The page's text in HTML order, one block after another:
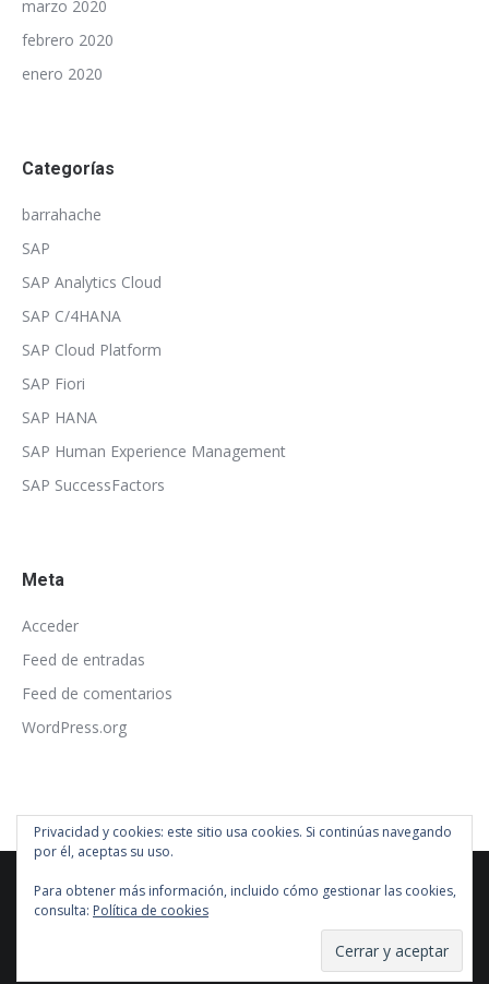
marzo 2020
febrero 2020
enero 2020
Categorías
barrahache
SAP
SAP Analytics Cloud
SAP C/4HANA
SAP Cloud Platform
SAP Fiori
SAP HANA
SAP Human Experience Management
SAP SuccessFactors
Meta
Acceder
Feed de entradas
Feed de comentarios
WordPress.org
barrahache@barrahache.com
Privacidad y cookies: este sitio usa cookies. Si continúas navegando
por él, aceptas su uso.
Para obtener más información, incluido cómo gestionar las cookies,
consulta: Política de cookies